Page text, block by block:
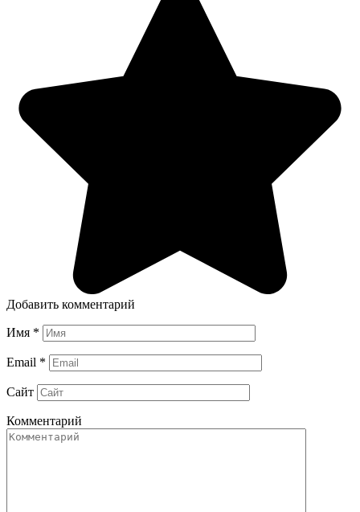
Добавить комментарий
Имя *
Email *
Сайт
Комментарий